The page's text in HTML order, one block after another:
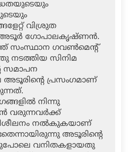
വിശ്രുത
അടൂര്‍ ഗോപാലകൃഷ്ണന്‍.
സംസ്ഥാന ഗവണ്‍മെന്റ്
സിനിമ
സമാപന
അടൂരിന്റെ പ്രസംഗമാണ്
നിന്നു
വരുന്നവര്‍ക്ക്
നല്‍കുകയാണ്
അടൂരിന്റെ
വനിതകളായതു